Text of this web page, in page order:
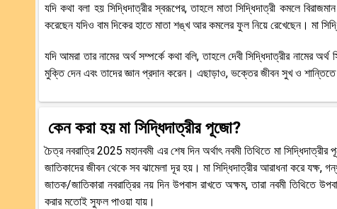
যদি কথা বলা হয় সিদ্ধিদাত্রীর স্বরূপের, তাহলে মাতা সিদ্ধিদাত্রী কমলে
করেছেন যদিও বাম দিকের হাতে মাতা শঙ্খ আর কমলের ফুল নিয়ে রেখেছেন। মা
যদি আমরা তার নামের অর্থ সম্পর্কে কথা বলি, তাহলে দেবী সিদ্ধিদাত্রীর নামের
মুক্তি দেন এবং তাদের জ্ঞান প্রদান করেন। এছাড়াও, ভক্তের জীবন সুখ ও
কেন করা হয় মা সিদ্ধিদাত্রীর পূজো?
চৈত্র নবরাত্রি 2025 মহানবমী এর শেষ দিন অর্থাৎ নবমী তিথিতে মা
জাতিকাদের জীবন থেকে সব ঝামেলা দূর হয়। মা সিদ্ধিদাত্রীর আরাধনা করে যক্ষ,
জাতক/জাতিকারা নবরাত্রির নয় দিন উপবাস রাখতে অক্ষম, তারা নবমী তিথিতে
করার মতোই সুফল পাওয়া যায়।